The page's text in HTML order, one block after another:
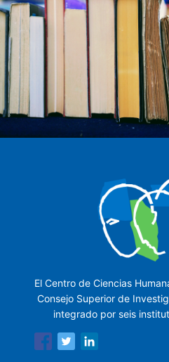
El Centro de Ciencias
Consejo Superior de
integrado por seis